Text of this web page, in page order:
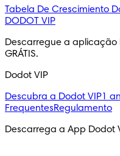
Tabela De Crescimiento
DODOT VIP
Descarregue a aplicação
GRÁTIS.
Dodot VIP
Descubra a Dodot VIP1
FrequentesRegulamento
Descarrega a App Dodot